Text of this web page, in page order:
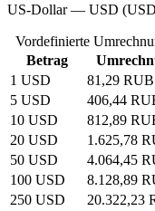
US-Dollar — USD
Vordefinierte
Betrag
1 USD
81,29 RUB
5 USD
406,44
10 USD
812,89
20 USD
1.625,78
50 USD
4.064,45
100 USD
8.128,89
250 USD
20.322,23